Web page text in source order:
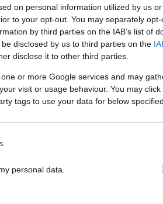
on personal information utilized by us
to your opt-out. You may separately
by third parties on the IAB’s list of
disclosed by us to third parties on the
disclose it to other third parties.
or more Google services and may
visit or usage behaviour. You may
tags to use your data for below
personal data.
lenne.
Sylvie.”
szoktak. Nem sírt. Nem rezzent
Bólintott, a szája sarkában valami